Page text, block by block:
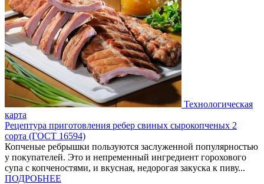
Технологическая
карта
Рецептура приготовления ребер свиных сырокопченых 2
сорта (ГОСТ 16594)
Копченые ребрышки пользуются заслуженной популярностью
у покупателей. Это и непременный ингредиент горохового
супа с копченостями, и вкусная, недорогая закуска к пиву...
ПОДРОБНЕЕ